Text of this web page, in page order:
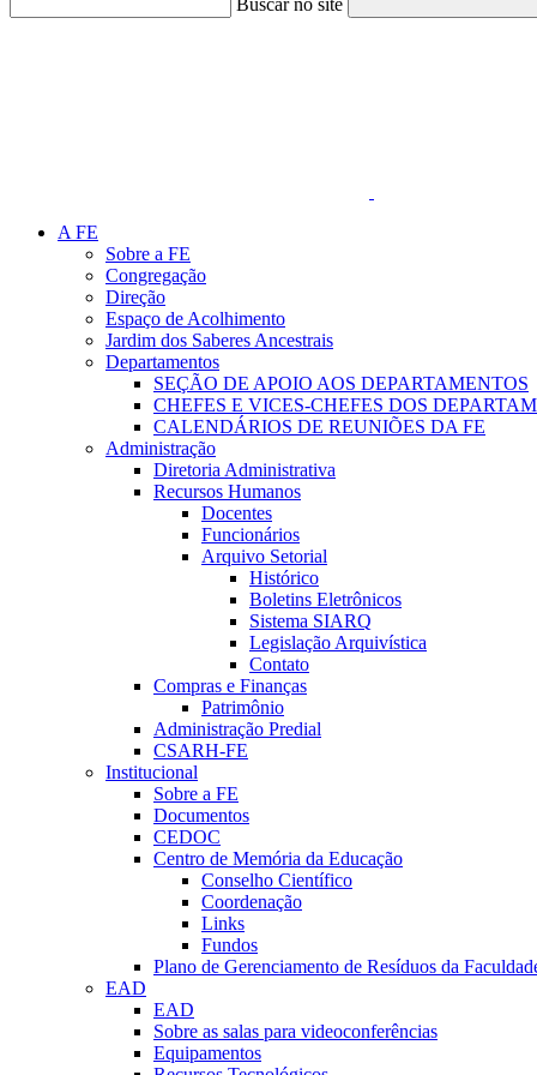
Buscar no site
A FE
Sobre a FE
Congregação
Direção
Espaço de Acolhimento
Jardim dos Saberes Ancestrais
Departamentos
SEÇÃO DE APOIO AOS DEPARTAMENTOS
CHEFES E VICES-CHEFES DOS
CALENDÁRIOS DE REUNIÕES DA FE
Administração
Diretoria Administrativa
Recursos Humanos
Docentes
Funcionários
Arquivo Setorial
Histórico
Boletins Eletrônicos
Sistema SIARQ
Legislação Arquivística
Contato
Compras e Finanças
Patrimônio
Administração Predial
CSARH-FE
Institucional
Sobre a FE
Documentos
CEDOC
Centro de Memória da Educação
Conselho Científico
Coordenação
Links
Fundos
Plano de Gerenciamento de Resíduos da
EAD
EAD
Sobre as salas para videoconferências
Equipamentos